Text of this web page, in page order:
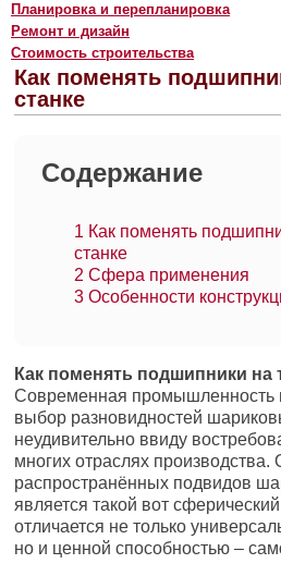
Планировка и перепланировка
Ремонт и дизайн
Стоимость строительства
Как поменять
станке
Содержание
1 Как поменять
станке
2 Сфера применения
3 Особенности
Как поменять подшипники на
Современная промышленность
выбор разновидностей
неудивительно ввиду
многих отраслях
распространённых подвидов
является такой вот
отличается не только
но и ценной способностью –